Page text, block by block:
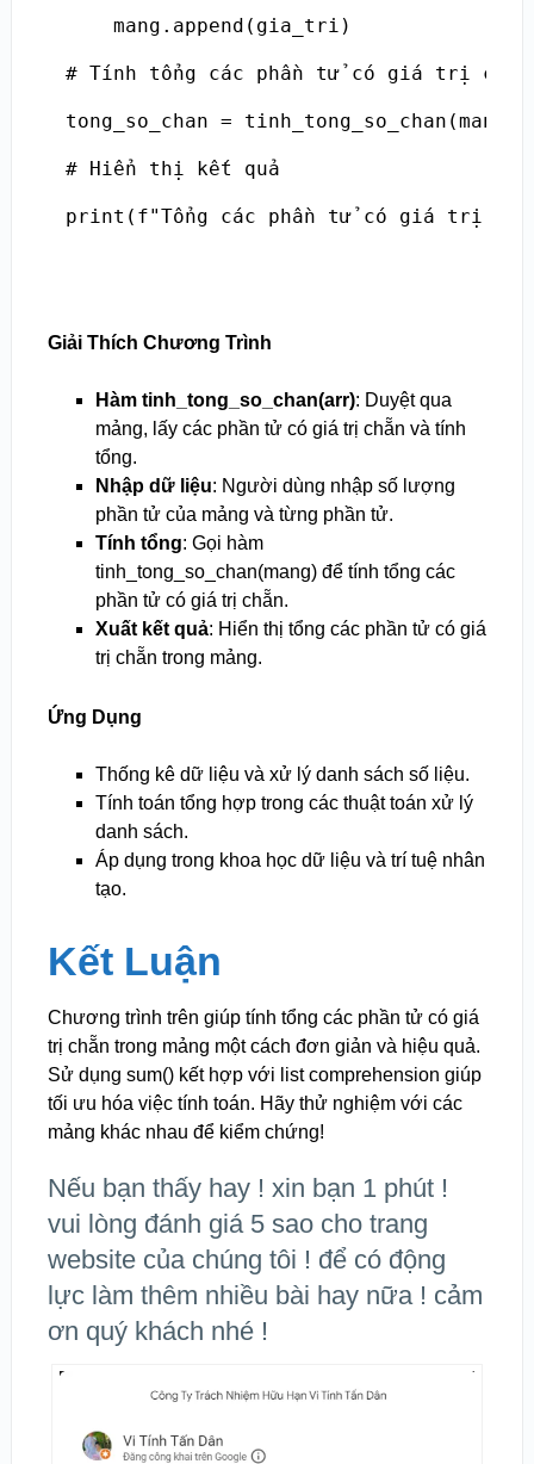
mang.append(gia_tri)
# Tính tổng các phần tử có giá trị chẵn
tong_so_chan = tinh_tong_so_chan(mang)
# Hiển thị kết quả
print(f"Tổng các phần tử có giá trị
Giải Thích Chương Trình
Hàm tinh_tong_so_chan(arr): Duyệt qua
mảng, lấy các phần tử có giá trị chẵn và tính
tổng.
Nhập dữ liệu: Người dùng nhập số lượng
phần tử của mảng và từng phần tử.
Tính tổng: Gọi hàm
tinh_tong_so_chan(mang) để tính tổng các
phần tử có giá trị chẵn.
Xuất kết quả: Hiển thị tổng các phần tử có giá
trị chẵn trong mảng.
Ứng Dụng
Thống kê dữ liệu và xử lý danh sách số liệu.
Tính toán tổng hợp trong các thuật toán xử lý
danh sách.
Áp dụng trong khoa học dữ liệu và trí tuệ nhân
tạo.
Kết Luận
Chương trình trên giúp tính tổng các phần tử có giá
trị chẵn trong mảng một cách đơn giản và hiệu quả.
Sử dụng sum() kết hợp với list comprehension giúp
tối ưu hóa việc tính toán. Hãy thử nghiệm với các
mảng khác nhau để kiểm chứng!
Nếu bạn thấy hay ! xin bạn 1 phút !
vui lòng đánh giá 5 sao cho trang
website của chúng tôi ! để có động
lực làm thêm nhiều bài hay nữa ! cảm
ơn quý khách nhé !